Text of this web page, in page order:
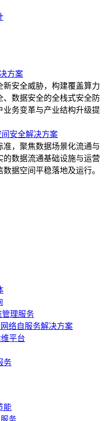
方案
新安全威胁，构建覆盖算力
、数据安全的全栈式安全防
业务变革与产业结构升级提
安全解决方案
准，聚焦数据场景化流通与
的数据流通基础设施与运营
据空间平稳落地及运行。
理服务
网络自服务解决方案
平台
务
能
务